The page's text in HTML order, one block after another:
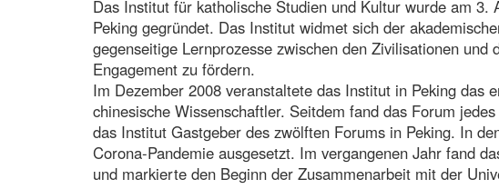
Das Institut für katholische Studien und Kultur wurde am
Peking gegründet. Das Institut widmet sich der
gegenseitige Lernprozesse zwischen den Zivilisationen
Engagement zu fördern.
Im Dezember 2008 veranstaltete das Institut in Peking das
chinesische Wissenschaftler. Seitdem fand das Forum
das Institut Gastgeber des zwölften Forums in Peking. In
Corona-Pandemie ausgesetzt. Im vergangenen Jahr fand
und markierte den Beginn der Zusammenarbeit mit der